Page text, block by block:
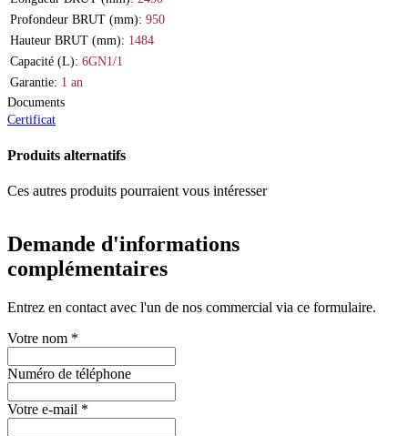
Profondeur BRUT (mm): 950
Hauteur BRUT (mm): 1484
Capacité (L): 6GN1/1
Garantie: 1 an
Documents
Certificat
Produits alternatifs
Ces autres produits pourraient vous intéresser
Demande d'informations
complémentaires
Entrez en contact avec l'un de nos commercial via ce formulaire.
Votre nom *
Numéro de téléphone
Votre e-mail *